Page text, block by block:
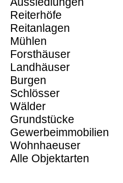
Reiterhöfe
Reitanlagen
Mühlen
Forsthäuser
Landhäuser
Burgen
Schlösser
Wälder
Grundstücke
Gewerbeimmobilien
Wohnhaeuser
Alle Objektarten